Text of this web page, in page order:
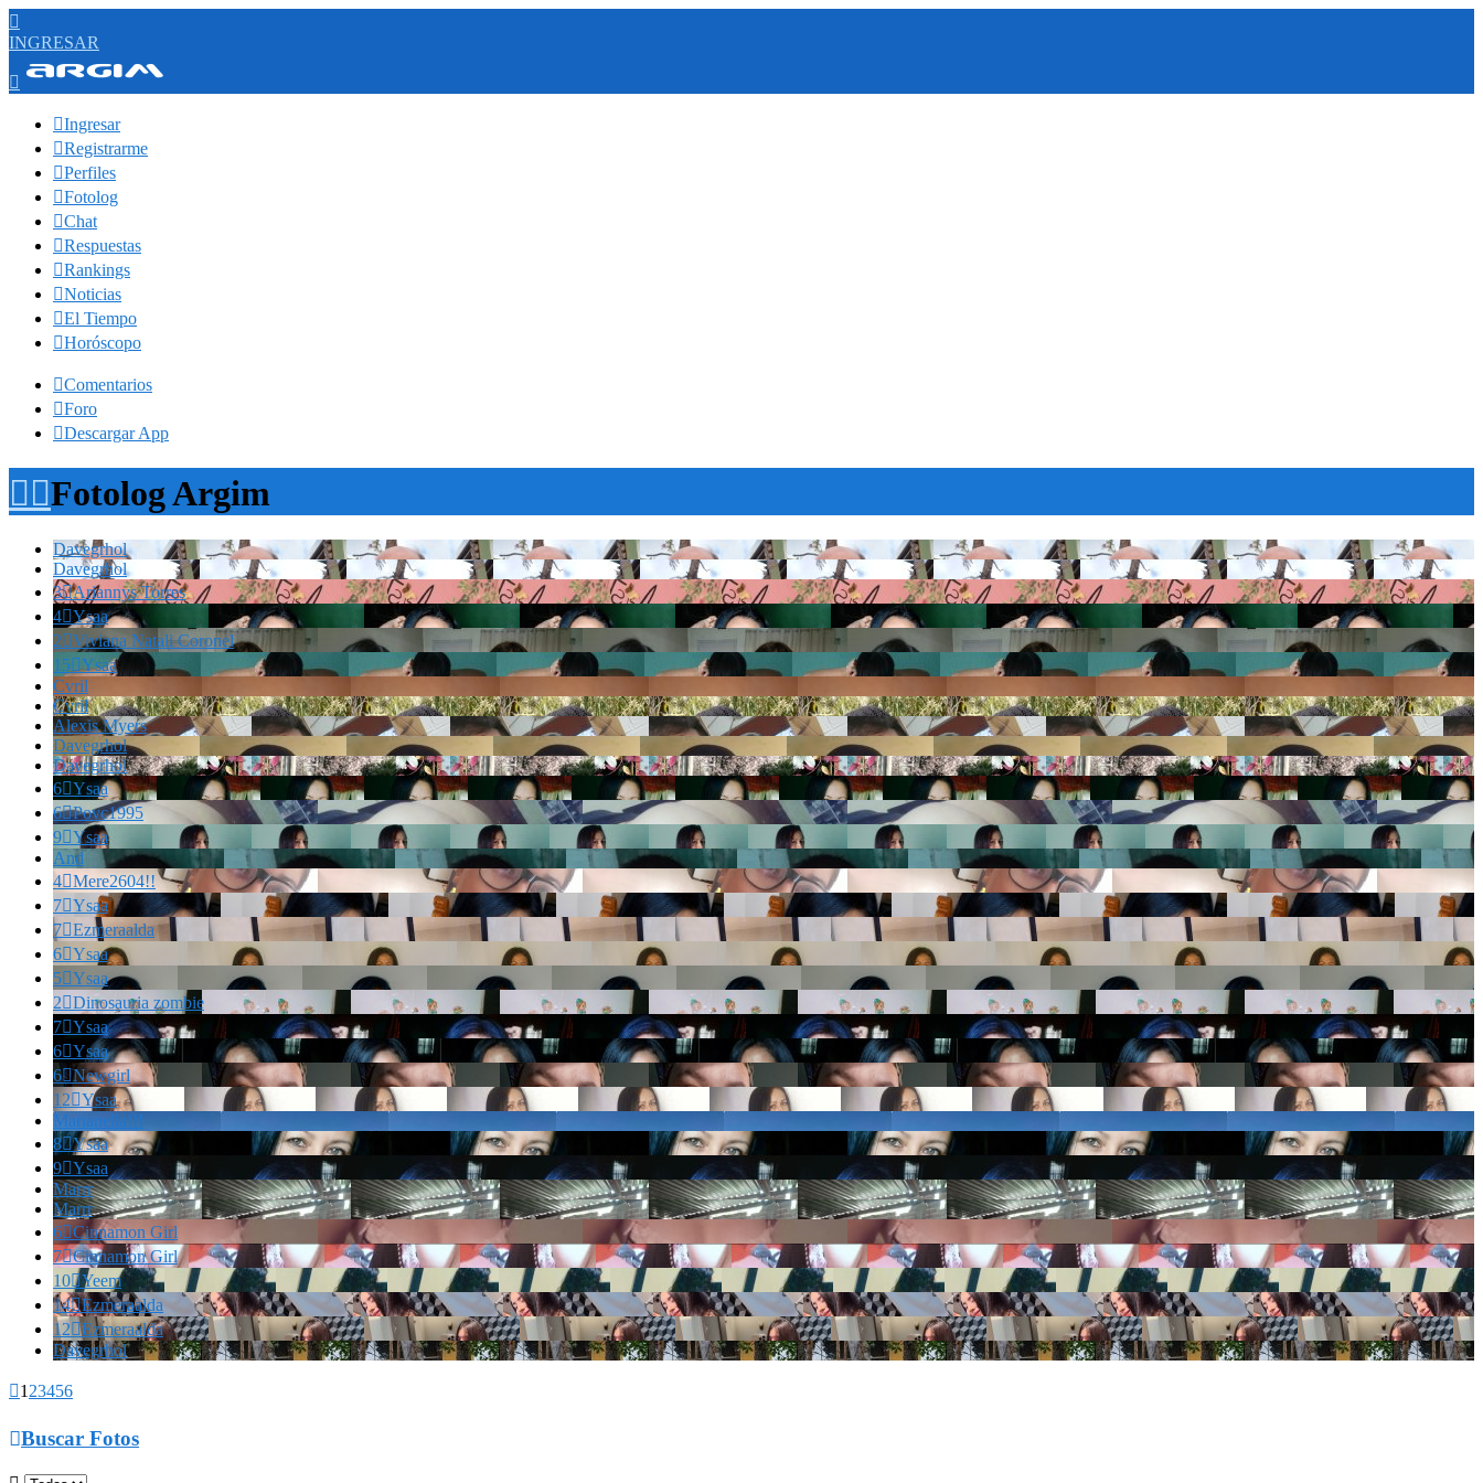

INGRESAR

Ingresar
Registrarme
Perfiles
Fotolog
Chat
Respuestas
Rankings
Noticias
El Tiempo
Horóscopo
Comentarios
Foro
Descargar App
Fotolog Argim
Davegrhol
Davegrhol
3Ariannys Torres
4Ysaa
2Viviana Natali Coronel
15Ysaa
Cvril
Cvril
Alexis Myers
Davegrhol
Davegrhol
6Ysaa
6Povc1995
9Ysaa
And
4Mere2604!!
7Ysaa
7Ezmeraalda
6Ysaa
5Ysaa
2Dinosauria zombie
7Ysaa
6Ysaa
6Newgirl
12Ysaa
Marianella!!!
8Ysaa
9Ysaa
Marrr
Marrr
6Cinnamon Girl
7Cinnamon Girl
10Yeem
14Ezmeraalda
12Ezmeraalda
Davegrhol
1 23456
Buscar Fotos